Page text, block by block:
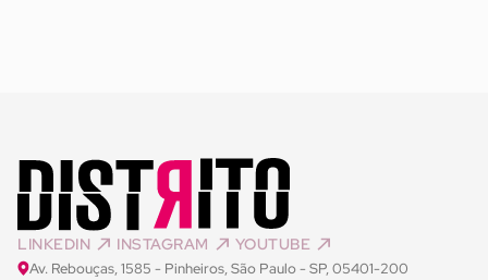
LINKEDIN INSTAGRAM YOUTUBE
Av. Rebouças, 1585 - Pinheiros, São Paulo - SP, 05401-200